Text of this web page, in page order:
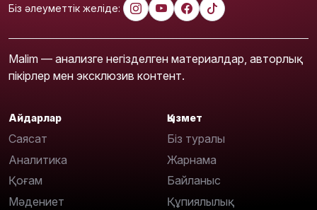
Біз әлеуметтік желіде:
Malim — анализге негізделген материалдар, авторлық
пікірлер мен эксклюзив контент.
Айдарлар
Саясат
Аналитика
Қоғам
Мәдениет
Қызмет
Біз туралы
Жарнама
Байланыс
Құпиялылық